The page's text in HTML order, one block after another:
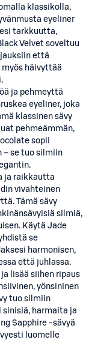
klassikolla,
eyeliner
tarkkuutta,
Velvet soveltuu
että
häivyttää
ja pehmeyttä
eyeliner, joka
klassinen sävy
pehmeämmän,
sopii
se tuo silmiin
ja raikkautta
vivahteinen
Tämä sävy
silmiä,
Käytä Jade
se
harmonisen,
että juhlassa.
lisää siihen ripaus
yönsininen
tuo silmiin
harmaita ja
Sapphire -sävyä
luomelle